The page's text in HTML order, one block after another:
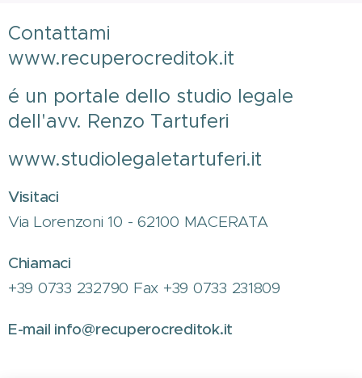
Contattami
www.recuperocreditok.it
é un portale dello studio legale
dell'avv. Renzo Tartuferi
www.studiolegaletartuferi.it
Visitaci
Via Lorenzoni 10 - 62100 MACERATA
Chiamaci
+39 0733 232790 Fax +39 0733 231809
E-mail info@recuperocreditok.it